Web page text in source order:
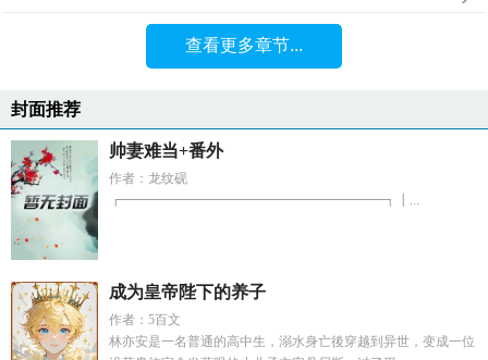
查看更多章节...
封面推荐
帅妻难当+番外
作者：龙纹砚
┏━━━━━━━━━━━━━━━━━━━━┓┃...
成为皇帝陛下的养子
作者：5百文
林亦安是一名普通的高中生，溺水身亡後穿越到异世，变成一位